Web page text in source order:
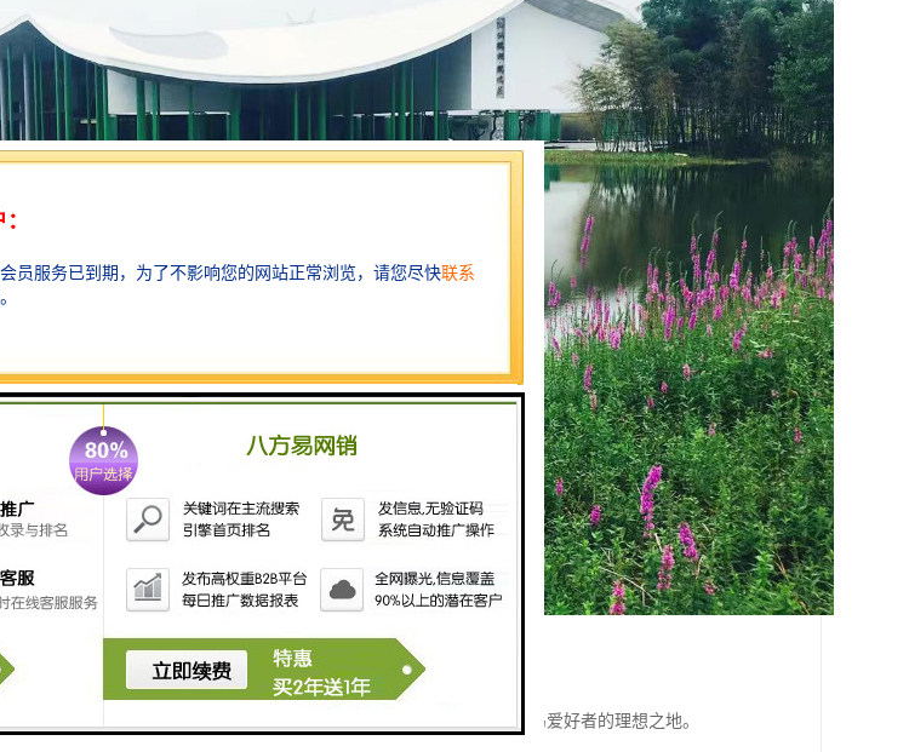
保护和休闲旅游为一体的湿地公园。其主要特点包括：
积的湿地，栖息着多种动植物，尤其是珍稀鸟类，如丹顶鹤等，是观鸟爱好者的理想之地。